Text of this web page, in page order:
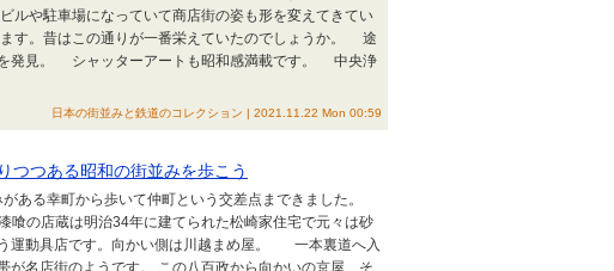
ルや駐車場になっていて商店街の姿も形を変えてきてい
す。昔はこの通りが一番栄えていたのでしょうか。 途
発見。 シャッターアートも昭和感満載です。 中央浄
日本の街並みと鉄道のコレクション | 2021.11.22 Mon 00:59
つつある昭和の街並みを歩こう
ある幸町から歩いて仲町という交差点まできました。
喰の店蔵は明治34年に建てられた松崎家住宅で元々は砂
運動具店です。向かい側は川越まめ屋。 一本裏道へ入
が名店街のようです。 この八百政から向かいの京屋、そ